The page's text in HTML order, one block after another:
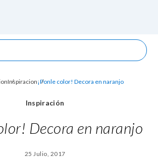
Inspiracion¡Ponle color! Decora en naranjo
Inspiración
Decora en naranjo
25 Julio, 2017